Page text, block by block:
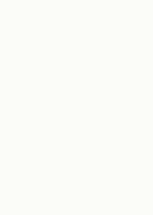
Qui
guide officiel